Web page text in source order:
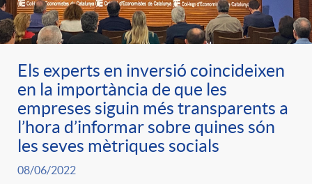
Els experts en inversió coincideixen
en la importància de que les
empreses siguin més transparents a
l’hora d’informar sobre quines són
les seves mètriques socials
08/06/2022